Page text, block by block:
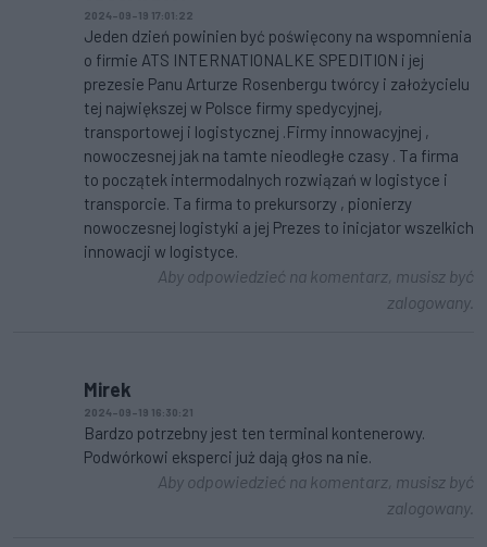
2024-09-19 17:01:22
Jeden dzień powinien być poświęcony na wspomnienia
o firmie ATS INTERNATIONALKE SPEDITION i jej
prezesie Panu Arturze Rosenbergu twórcy i założycielu
tej największej w Polsce firmy spedycyjnej,
transportowej i logistycznej .Firmy innowacyjnej ,
nowoczesnej jak na tamte nieodległe czasy . Ta firma
to początek intermodalnych rozwiązań w logistyce i
transporcie. Ta firma to prekursorzy , pionierzy
nowoczesnej logistyki a jej Prezes to inicjator wszelkich
innowacji w logistyce.
Aby odpowiedzieć na komentarz, musisz być
zalogowany.
Mirek
2024-09-19 16:30:21
Bardzo potrzebny jest ten terminal kontenerowy.
Podwórkowi eksperci już dają głos na nie.
Aby odpowiedzieć na komentarz, musisz być
zalogowany.